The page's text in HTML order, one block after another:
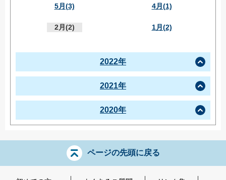
5月(3) 4月(1)
2月(2) 1月(2)
2022年
2021年
2020年
ページの先頭に戻る